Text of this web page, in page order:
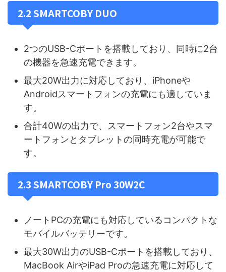
2.2 SMARTCOBY DUO
2つのUSB-Cポートを搭載しており、同時に2台
の機器を急速充電できます。
最大20W出力に対応しており、iPhoneや
Androidスマートフォンの充電にも適していま
す。
合計40Wの出力で、スマートフォン2台やスマ
ートフォンとタブレットの同時充電が可能で
す。
2.3 SMARTCOBY Pro 30W2C
ノートPCの充電にも対応しているコンパクトな
モバイルバッテリーです。
最大30W出力のUSB-Cポートを搭載しており、
MacBook AirやiPad Proの急速充電に対応して